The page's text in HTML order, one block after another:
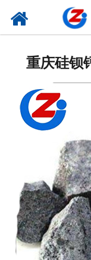
重庆硅钡